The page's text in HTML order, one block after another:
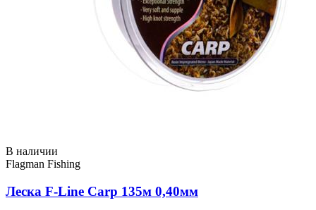
В наличии
Flagman Fishing
Леска F-Line Carp 135м 0,40мм